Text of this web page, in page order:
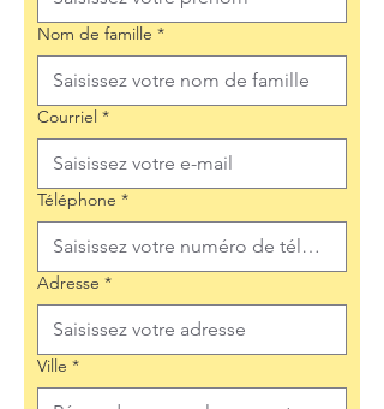
Nom de famille *
Courriel *
Téléphone *
Adresse *
Ville *